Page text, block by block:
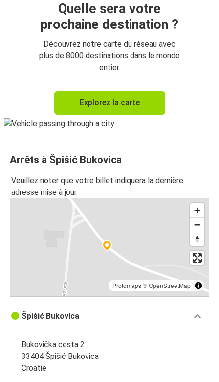
Quelle sera votre
prochaine destination ?
Découvrez notre carte du réseau avec
plus de 8000 destinations dans le monde
entier.
Explorez la carte
Arrêts à Špišić Bukovica
Veuillez noter que votre billet indiquera la dernière
adresse mise à jour.
Protomaps©OpenStreetMap
Špišić Bukovica
Bukovička cesta 2
33404 Špišić Bukovica
Croatie